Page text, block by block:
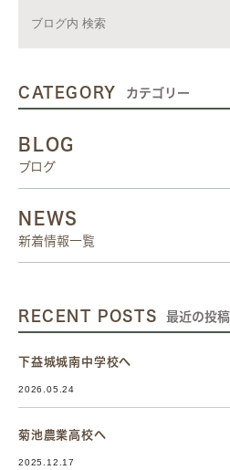
CATEGORY カテゴリー
BLOG
ブログ
NEWS
新着情報一覧
RECENT POSTS 最近の投稿
下益城城南中学校へ
2026.05.24
菊池農業高校へ
2025.12.17